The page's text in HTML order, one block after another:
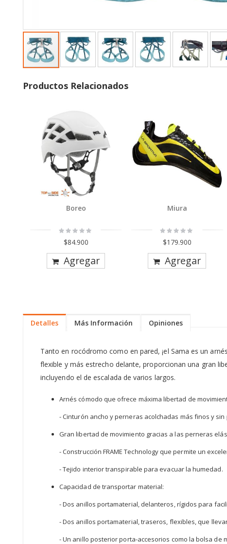
to
the
images
gallery
Productos Relacionados
Boreo
Rating:
$84.900
Agregar
Miura
Rating:
$179.900
Agregar
Detalles
Tanto en rocódromo como en pared, ¡el Sama es un
flexible y más estrecho delante, proporcionan una gran
incluyendo el de escalada de varios largos.
Arnés cómodo que ofrece máxima libertad de
- Cinturón ancho y perneras acolchadas más finos y
Gran libertad de movimiento gracias a las perneras
- Construcción FRAME Technology que permite un
- Tejido interior transpirable para evacuar la humedad.
Capacidad de transportar material:
- Dos anillos portamaterial, delanteros, rígidos para
- Dos anillos portamaterial, traseros, flexibles, que
- Un anillo posterior porta-accesorios como la bolsa de
Más Información Opiniones